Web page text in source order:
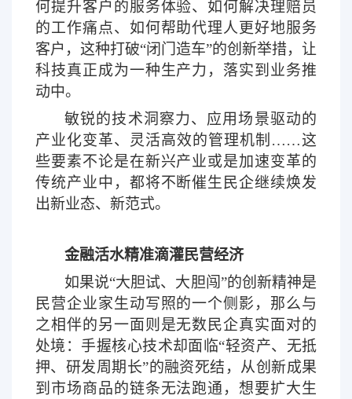
何提升客户的服务体验、如何解决理赔员
的工作痛点、如何帮助代理人更好地服务
客户，这种打破“闭门造车”的创新举措，让
科技真正成为一种生产力，落实到业务推
动中。
敏锐的技术洞察力、应用场景驱动的
产业化变革、灵活高效的管理机制 ……这
些要素不论是在新兴产业或是加速变革的
传统产业中，都将不断催生民企继续焕发
出新业态、新范式。
金融活水精准滴灌民营经济
如果说“大胆试、大胆闯”的创新精神是
民营企业家生动写照的一个侧影，那么与
之相伴的另一面则是无数民企真实面对的
处境：手握核心技术却面临“轻资产、无抵
押、研发周期长”的融资死结，从创新成果
到市场商品的链条无法跑通，想要扩大生